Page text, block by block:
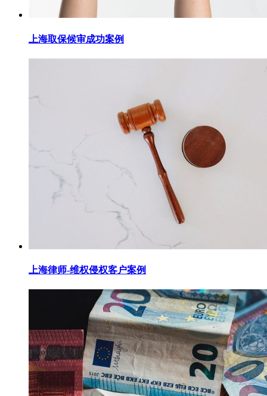
上海取保候审成功案例
上海律师-维权侵权客户案例